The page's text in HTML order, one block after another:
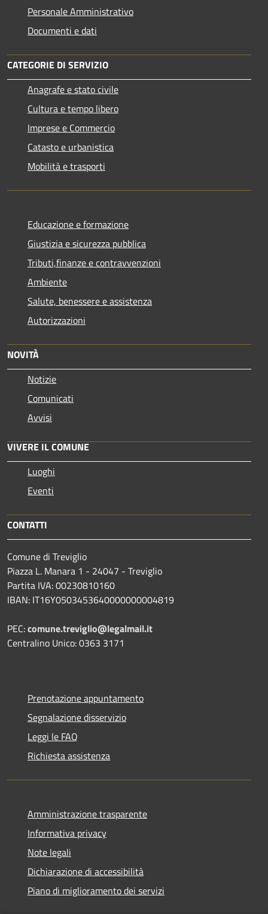
Personale Amministrativo
Documenti e dati
CATEGORIE DI SERVIZIO
Anagrafe e stato civile
Cultura e tempo libero
Imprese e Commercio
Catasto e urbanistica
Mobilità e trasporti
Educazione e formazione
Giustizia e sicurezza pubblica
Tributi,finanze e contravvenzioni
Ambiente
Salute, benessere e assistenza
Autorizzazioni
NOVITÀ
Notizie
Comunicati
Avvisi
VIVERE IL COMUNE
Luoghi
Eventi
CONTATTI
Comune di Treviglio
Piazza L. Manara 1 - 24047 - Treviglio
Partita IVA: 00230810160
IBAN: IT16Y0503453640000000004819
PEC:comune.treviglio@legalmail.it
Centralino Unico: 0363 3171
Prenotazione appuntamento
Segnalazione disservizio
Leggi le FAQ
Richiesta assistenza
Amministrazione trasparente
Informativa privacy
Note legali
Dichiarazione di accessibilità
Piano di miglioramento dei servizi